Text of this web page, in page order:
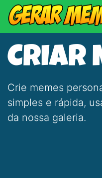
CRIAR
Crie memes
simples e rápida,
da nossa galeria.